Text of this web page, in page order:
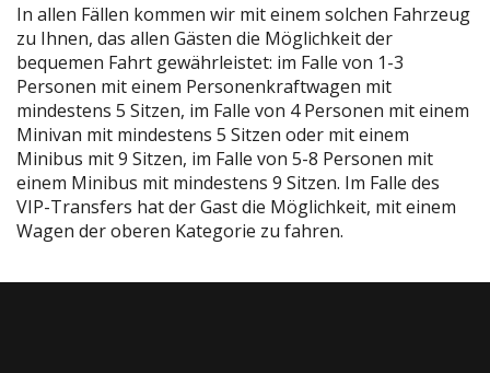
In allen Fällen kommen wir mit einem solchen Fahrzeug
zu Ihnen, das allen Gästen die Möglichkeit der
bequemen Fahrt gewährleistet: im Falle von 1-3
Personen mit einem Personenkraftwagen mit
mindestens 5 Sitzen, im Falle von 4 Personen mit einem
Minivan mit mindestens 5 Sitzen oder mit einem
Minibus mit 9 Sitzen, im Falle von 5-8 Personen mit
einem Minibus mit mindestens 9 Sitzen. Im Falle des
VIP-Transfers hat der Gast die Möglichkeit, mit einem
Wagen der oberen Kategorie zu fahren.